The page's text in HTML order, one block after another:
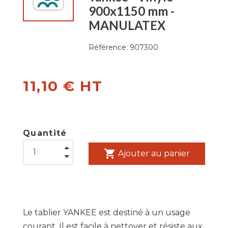
900x1150 mm -
MANULATEX
Référence: 907300
11,10 € HT
Quantité
shopping_cart Ajouter au panier
Le tablier YANKEE est destiné à un usage
courant. Il est facile à nettoyer et résiste aux